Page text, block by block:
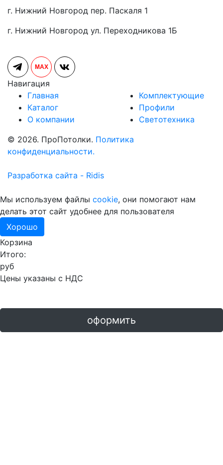
г. Нижний Новгород пер. Паскаля 1
г. Нижний Новгород ул. Переходникова 1Б
MAX
Навигация
Главная
Каталог
О компании
Комплектующие
Профили
Светотехника
© 2026. ПроПотолки. Политика
конфиденциальности.
Разработка сайта - Ridis
Мы используем файлы cookie, они помогают нам
делать этот сайт удобнее для пользователя
Хорошо
Корзина
Итого:
руб
Цены указаны с НДС
оформить